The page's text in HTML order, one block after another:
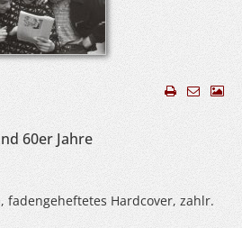
60er Jahre
fadengeheftetes Hardcover, zahlr.